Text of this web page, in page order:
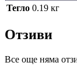
Тегло 0.19 кг
Отзиви
Все още няма